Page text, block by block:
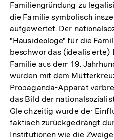
Familiengründung zu
die Familie symbolisch
aufgewertet. Der
"Hausideologe" für die
beschwor das (idealisierte)
Familie aus dem 19.
wurden mit dem
Propaganda-Apparat
das Bild der
Gleichzeitig wurde der
faktisch zurückgedrängt
Institutionen wie die